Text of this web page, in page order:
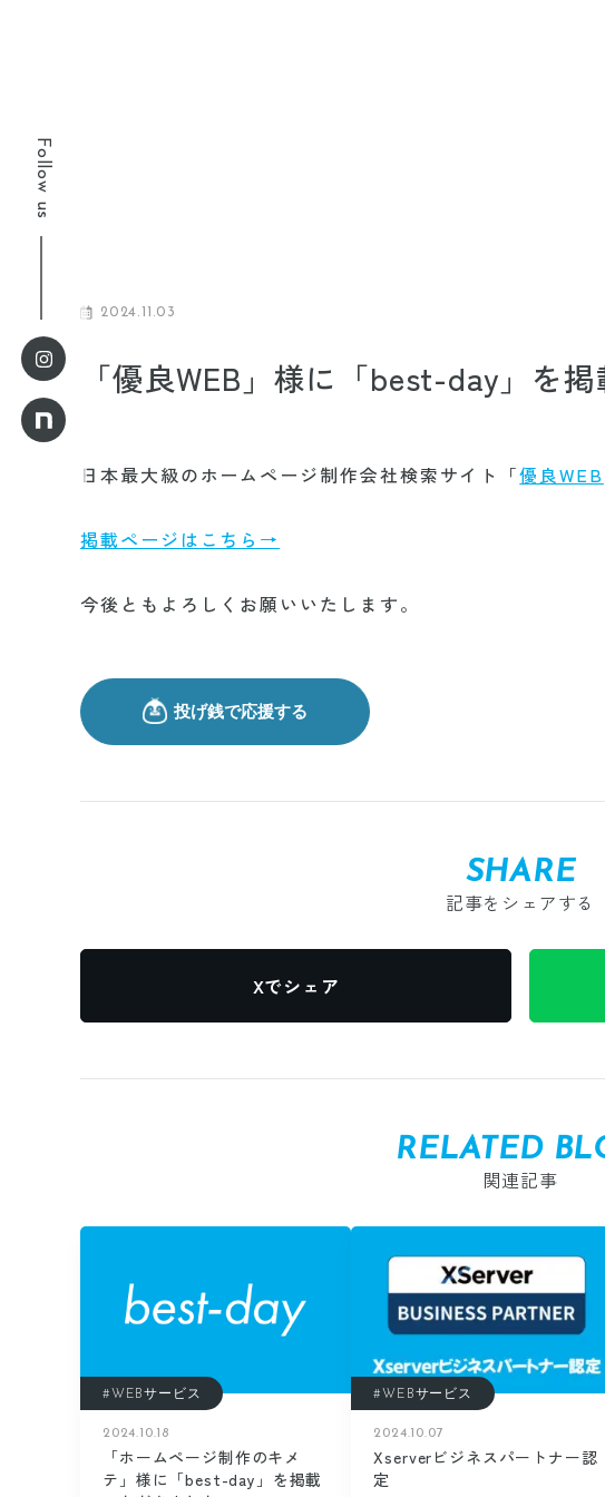
Follow us
2024.11.03
「優良WEB」様に「best-day」を掲
日本最大級のホームページ制作会社検索サイト「優良WEB
掲載ページはこちら→
今後ともよろしくお願いいたします。
SHARE
記事をシェアする
Xでシェア
RELATED
関連記事
#WEBサービス
2024.10.18
「ホームページ制作のキメ
テ」様に「best-day」を掲載
#WEBサービス
2024.10.07
Xserverビジネスパートナー認
定